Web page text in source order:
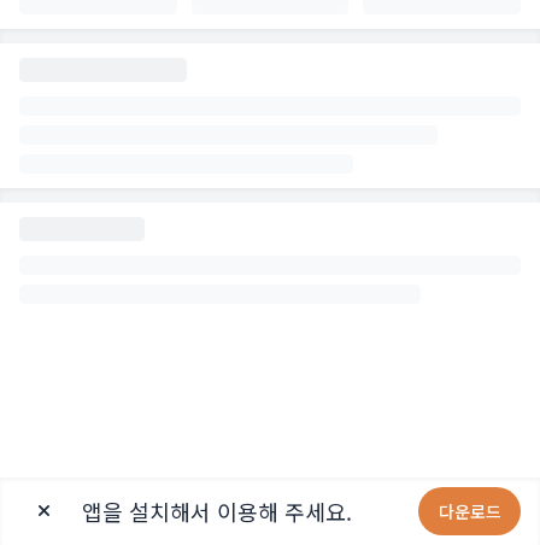
앱을 설치해서 이용해 주세요. 다운로드